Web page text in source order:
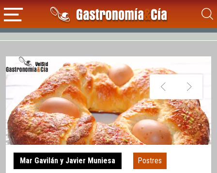
Mar Gavilán y Javier Muniesa Postres